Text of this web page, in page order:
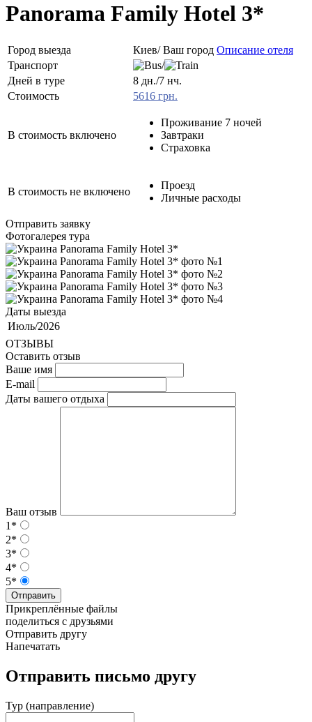
Panorama Family Hotel 3*
Город выезда Киев/ Ваш город Описание отеля
Транспорт
/
Дней в туре
8 дн./7 нч.
Стоимость
5616 грн.
В стоимость включено
Проживание 7 ночей
Завтраки
Страховка
В стоимость не включено
Проезд
Личные расходы
Отправить заявку
Фотогалерея тура
Даты выезда
Июль/2026
ОТЗЫВЫ
Оставить отзыв
Ваше имя
E-mail
Даты вашего отдыха
Ваш отзыв
1*
2*
3*
4*
5*
Отправить
Прикреплённые файлы
поделиться с друзьями
Отправить другу
Напечатать
Отправить письмо другу
Тур (направление)